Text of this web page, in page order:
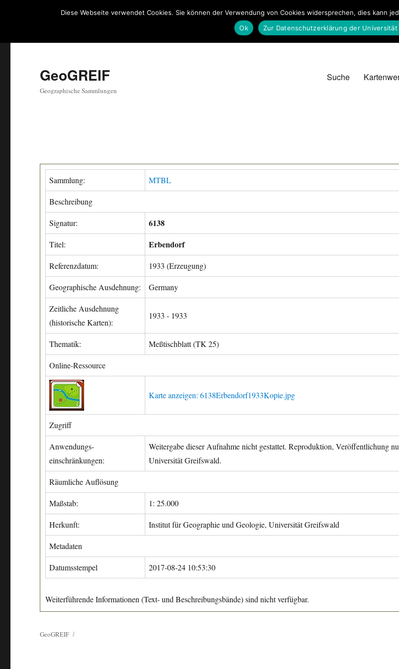
GeoGREIF
Geographische Sammlungen
Suche
Sammlung: MTBL
Beschreibung
Signatur: 6138
Titel: Erbendorf
Referenzdatum: 1933 (Erzeugung)
Geographische Ausdehnung: Germany
Zeitliche Ausdehnung
(historische Karten):
1933 - 1933
Thematik: Meßtischblatt (TK 25)
Online-Ressource
Karte anzeigen: 6138Erbendorf1933Kopie.jpg
Zugriff
Anwendungs-
einschränkungen:
Weitergabe dieser Aufnahme nicht gestattet. Reproduktion, Veröffentlichung
Universität Greifswald.
Räumliche Auflösung
Maßstab: 1: 25.000
Herkunft: Institut für Geographie und Geologie, Universität Greifswald
Metadaten
Datumsstempel 2017-08-24 10:53:30
Weiterführende Informationen (Text- und Beschreibungsbände) sind nicht verfügbar.
GeoGREIF
Diese Webseite verwendet Cookies. Sie können der Verwendung von Cookies widersprechen, dies kann
Ok
Zur Datenschutzerklärung der Universität